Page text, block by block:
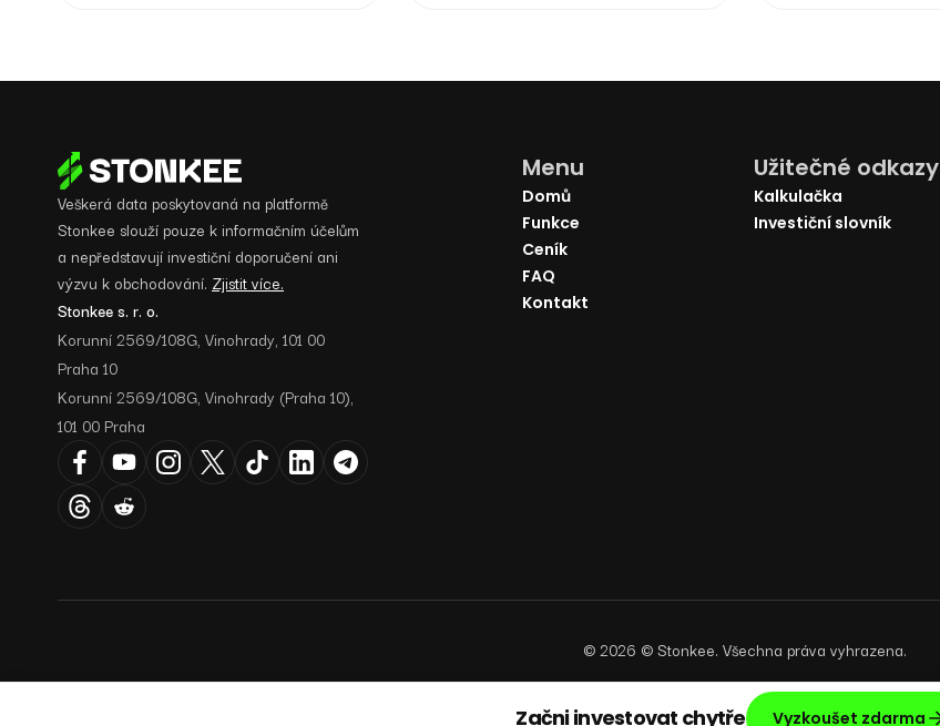
Veškerá data poskytovaná na platformě
Stonkee slouží pouze k informačním účelům
a nepředstavují investiční doporučení ani
výzvu k obchodování. Zjistit více.
Stonkee s. r. o.
Korunní 2569/108G, Vinohrady, 101 00
Praha 10
Korunní 2569/108G, Vinohrady (Praha 10),
101 00 Praha
Menu
Domů
Funkce
Ceník
FAQ
Kontakt
Užitečné odkazy
Kalkulačka
Investiční slovník
©2026 © Stonkee. Všechna práva vyhrazena.
Začni investovat chytře Vyzkoušet zdarma